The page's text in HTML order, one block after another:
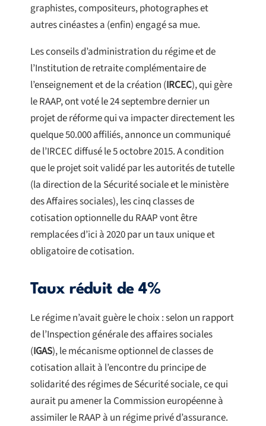
graphistes, compositeurs, photographes et
autres cinéastes a (enfin) engagé sa mue.
Les conseils d’administration du régime et de
l’Institution de retraite complémentaire de
l’enseignement et de la création (IRCEC), qui gère
le RAAP, ont voté le 24 septembre dernier un
projet de réforme qui va impacter directement les
quelque 50.000 affiliés, annonce un communiqué
de l’IRCEC diffusé le 5 octobre 2015. A condition
que le projet soit validé par les autorités de tutelle
(la direction de la Sécurité sociale et le ministère
des Affaires sociales), les cinq classes de
cotisation optionnelle du RAAP vont être
remplacées d’ici à 2020 par un taux unique et
obligatoire de cotisation.
Taux réduit de 4%
Le régime n’avait guère le choix : selon un rapport
de l’Inspection générale des affaires sociales
(IGAS), le mécanisme optionnel de classes de
cotisation allait à l’encontre du principe de
solidarité des régimes de Sécurité sociale, ce qui
aurait pu amener la Commission européenne à
assimiler le RAAP à un régime privé d’assurance.